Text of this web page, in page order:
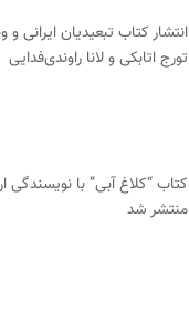
انتشار کتاب تبعیدیان ایرانی
تورج اتابکی و لانا راوندی‌فدایی
کتاب “کلاغ آبی” با
منتشر شد